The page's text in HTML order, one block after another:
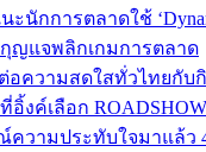
ะนักการตลาดใช้
กุญแจพลิกเกมการตลาด
อความสดใสทั่วไทยกับกิ
อิ้งค์เลือก
วามประทับใจมาแล้ว